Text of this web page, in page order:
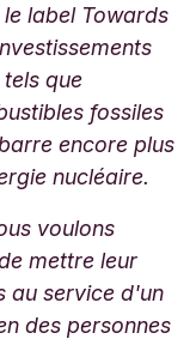
label Towards
que
fossiles
encore plus
nucléaire.
voulons
mettre leur
au service d'un
des personnes